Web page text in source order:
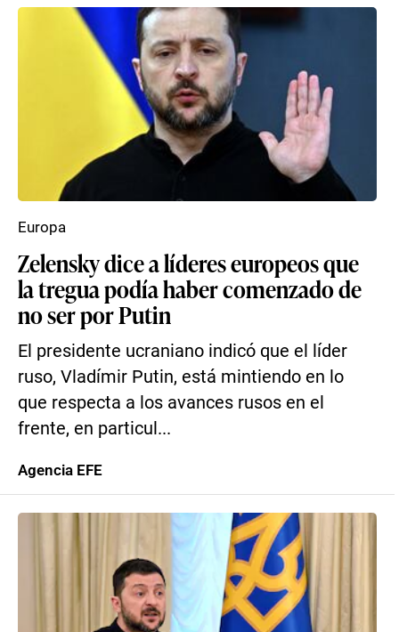
Zelensky dice a líderes europeos que
la tregua podía haber comenzado de
no ser por Putin
El presidente ucraniano indicó que el líder
ruso, Vladímir Putin, está mintiendo en lo
que respecta a los avances rusos en el
frente, en particul...
Europa
Agencia EFE